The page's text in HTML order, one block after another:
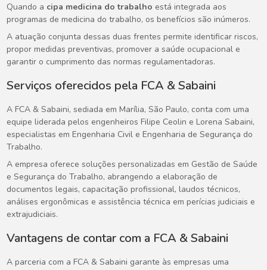
Quando a cipa medicina do trabalho está integrada aos
programas de medicina do trabalho, os benefícios são inúmeros.
A atuação conjunta dessas duas frentes permite identificar riscos,
propor medidas preventivas, promover a saúde ocupacional e
garantir o cumprimento das normas regulamentadoras.
Serviços oferecidos pela FCA & Sabaini
A FCA & Sabaini, sediada em Marília, São Paulo, conta com uma
equipe liderada pelos engenheiros Filipe Ceolin e Lorena Sabaini,
especialistas em Engenharia Civil e Engenharia de Segurança do
Trabalho.
A empresa oferece soluções personalizadas em Gestão de Saúde
e Segurança do Trabalho, abrangendo a elaboração de
documentos legais, capacitação profissional, laudos técnicos,
análises ergonômicas e assistência técnica em perícias judiciais e
extrajudiciais.
Vantagens de contar com a FCA & Sabaini
A parceria com a FCA & Sabaini garante às empresas uma